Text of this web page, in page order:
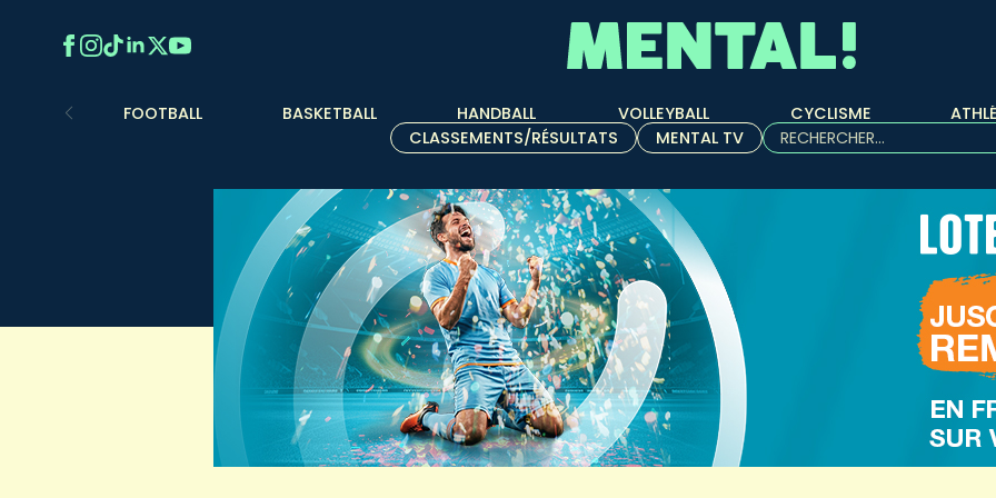
FOOTBALL BASKETBALL HANDBALL VOLLEYBALL CYCLISME
CLASSEMENTS/RÉSULTATS
MENTAL TV
Rechercher :